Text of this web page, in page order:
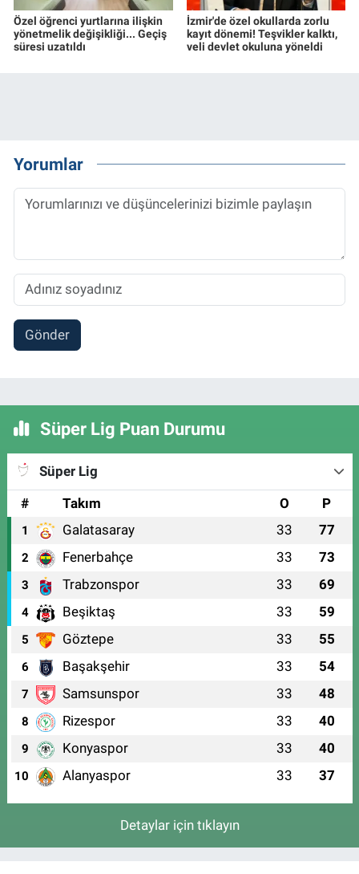
Özel öğrenci yurtlarına ilişkin
yönetmelik değişikliği... Geçiş
süresi uzatıldı
İzmir'de özel okullarda zorlu
kayıt dönemi! Teşvikler kalktı,
veli devlet okuluna yöneldi
Yorumlar
Gönder
Süper Lig Puan Durumu
Süper Lig
#
Takım O P
1 Galatasaray 33 77
2 Fenerbahçe 33 73
3 Trabzonspor 33 69
4 Beşiktaş 33 59
5 Göztepe 33 55
6 Başakşehir 33 54
7 Samsunspor 33 48
8 Rizespor 33 40
9 Konyaspor 33 40
10 Alanyaspor 33 37
Detaylar için tıklayın